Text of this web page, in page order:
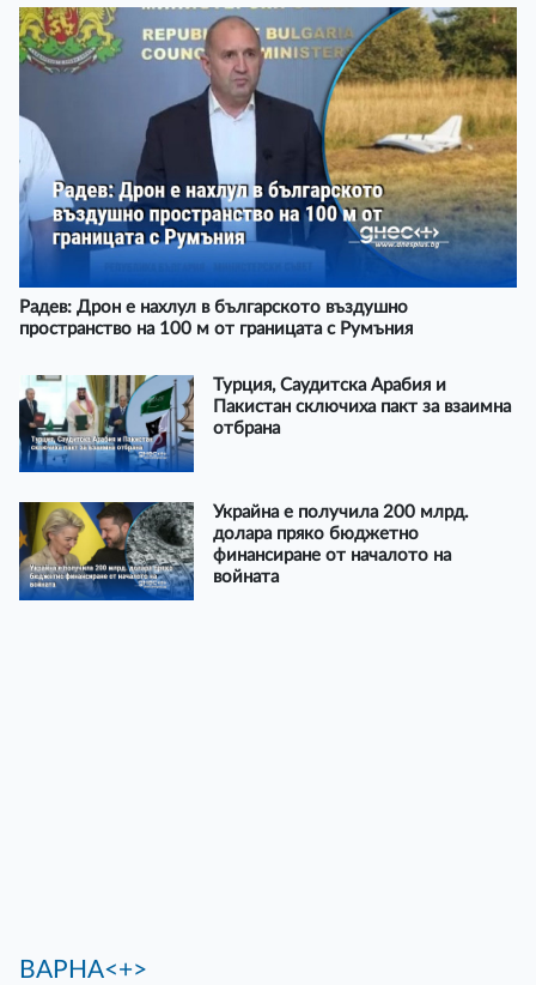
Радев: Дрон е нахлул в българското въздушно
пространство на 100 м от границата с Румъния
Турция, Саудитска Арабия и
Пакистан сключиха пакт за взаимна
отбрана
Украйна е получила 200 млрд.
долара пряко бюджетно
финансиране от началото на
войната
ВАРНА<+>